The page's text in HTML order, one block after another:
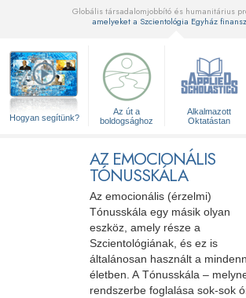
Globális társadalomjobbító és humanitárius
amelyeket a Szcientológia Egyház
Hogyan segítünk?
Az út a
boldogsághoz
Alkalmazott
Oktatástan
AZ EMOCIONÁLIS
TÓNUSSKÁLA
Az emocionális (érzelmi)
Tónusskála egy másik olyan
eszköz, amely része a
Szcientológiának, és ez is
általánosan használt a
életben. A Tónusskála –
rendszerbe foglalása sok-sok